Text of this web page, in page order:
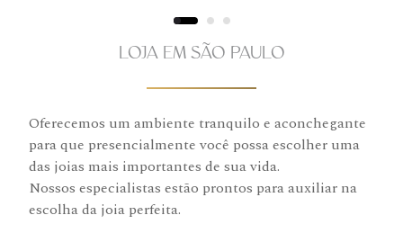
LOJA EM SÃO PAULO
Oferecemos um ambiente tranquilo e aconchegante
para que presencialmente você possa escolher uma
das joias mais importantes de sua vida.
Nossos especialistas estão prontos para auxiliar na
escolha da joia perfeita.